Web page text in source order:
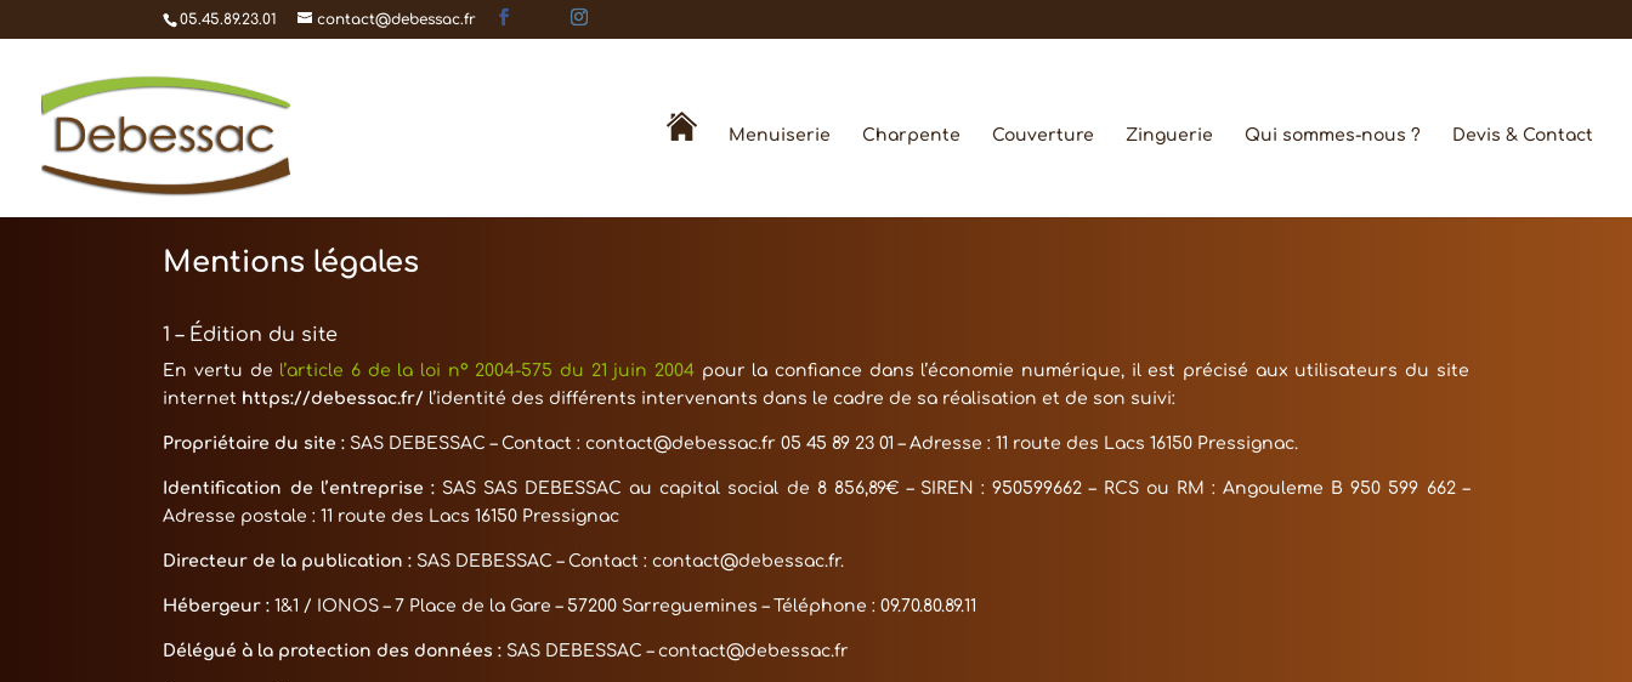
05.45.89.23.01 contact@debessac.fr
Menuiserie Charpente Couverture Zinguerie Qui sommes-nous ? Devis & Contact
Mentions légales
1 – Édition du site
En vertu de l’article 6 de la loi n° 2004-575 du 21 juin 2004 pour la confiance dans l’économie numérique, il est précisé aux utilisateurs du site
internet https://debessac.fr/ l’identité des différents intervenants dans le cadre de sa réalisation et de son suivi:
Propriétaire du site : SAS DEBESSAC – Contact : contact@debessac.fr 05 45 89 23 01 – Adresse :11 route des Lacs 16150 Pressignac.
Identification de l’entreprise : SAS SAS DEBESSAC au capital social de 8 856,89€ – SIREN :950599662 – RCS ou RM :Angouleme B 950 599 662–
Adresse postale :11 route des Lacs 16150 Pressignac
Directeur de la publication : SAS DEBESSAC – Contact : contact@debessac.fr.
Hébergeur : 1&1 / IONOS – 7 Place de la Gare – 57200 Sarreguemines – Téléphone : 09.70.80.89.11
Délégué à la protection des données : SAS DEBESSAC – contact@debessac.fr